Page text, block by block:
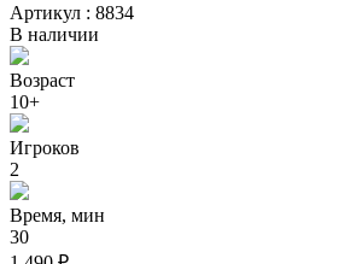
Артикул : 8834
В наличии
Возраст
10+
Игроков
2
Время, мин
30